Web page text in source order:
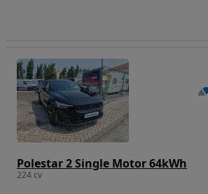
Polestar 2 Single Motor 64kWh
224 cv